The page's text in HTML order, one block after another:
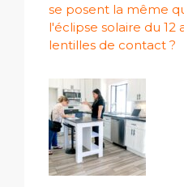
se posent la même
l'éclipse solaire du 12
lentilles de contact ?